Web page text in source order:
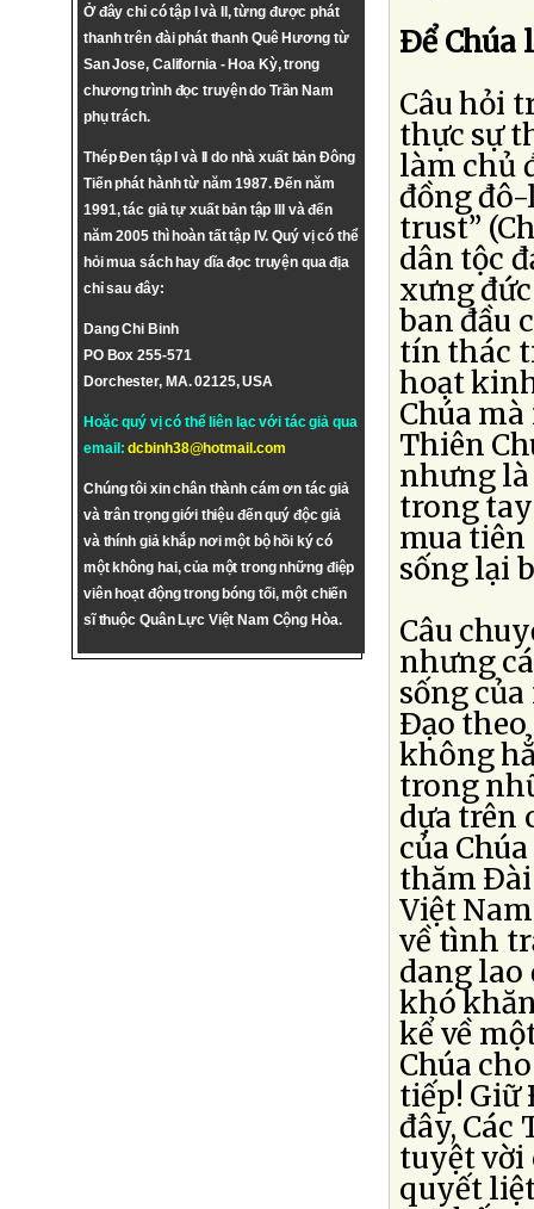
Ở đây chỉ có tập I và II, từng được phát
thanh trên đài phát thanh Quê Hương từ
San Jose, California - Hoa Kỳ, trong
chương trình đọc truyện do Trần Nam
phụ trách.
Thép Đen tập I và II do nhà xuất bản Đông
Tiến phát hành từ năm 1987. Đến năm
1991, tác giả tự xuất bản tập III và đến
năm 2005 thì hoàn tất tập IV. Quý vị có thể
hỏi mua sách hay dĩa đọc truyện qua địa
chỉ sau đây:
Dang Chi Binh
PO Box 255-571
Dorchester, MA. 02125, USA
Hoặc quý vị có thể liên lạc với tác giả qua
email:dcbinh38@hotmail.com
Chúng tôi xin chân thành cám ơn tác giả
và trân trọng giới thiệu đến quý độc giả
và thính giả khắp nơi một bộ hồi ký có
một không hai, của một trong những điệp
viên hoạt động trong bóng tối, một chiến
sĩ thuộc Quân Lực Việt Nam Cộng Hòa.
Ðể Chúa
Câu hỏi
thực sự
làm chủ
đồng
trust”
dân tộc
xưng
ban đầu
tín thác
hoạt
Chúa
Thiên
nhưng
trong tay
mua tiên
sống lại
Câu
nhưng
sống
Ðạo
không
trong
dựa trên
của
thăm
Việt
về tình
dang lao
khó
kể về
Chúa
tiếp! Giữ
đây, Các
tuyệt vời
quyết